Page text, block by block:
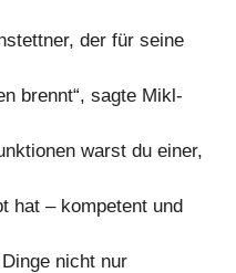
der für seine
brennt“, sagte Mikl-
warst du einer,
hat – kompetent und
nicht nur